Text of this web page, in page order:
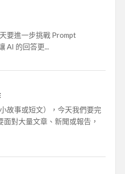
要進一步挑戰 Prompt
的回答更...
故事或短文），今天我們要完
對大量文章、新聞或報告，